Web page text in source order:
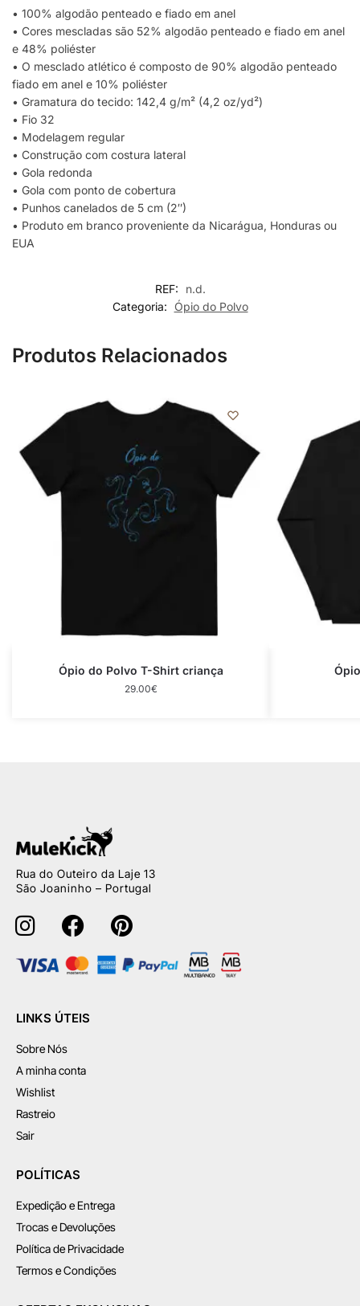
• 100% algodão penteado e fiado em anel
• Cores mescladas são 52% algodão penteado e fiado em anel
e 48% poliéster
• O mesclado atlético é composto de 90% algodão penteado
fiado em anel e 10% poliéster
• Gramatura do tecido: 142,4 g/m² (4,2 oz/yd²)
• Fio 32
• Modelagem regular
• Construção com costura lateral
• Gola redonda
• Gola com ponto de cobertura
• Punhos canelados de 5 cm (2″)
• Produto em branco proveniente da Nicarágua, Honduras ou
EUA
REF:
n.d.
Categoria:
Ópio do Polvo
Produtos Relacionados
Ópio do Polvo T-Shirt criança
29.00€
Rua do Outeiro da Laje 13
São Joaninho – Portugal
LINKS ÚTEIS
Sobre Nós
A minha conta
Wishlist
Rastreio
Sair
POLÍTICAS
Expedição e Entrega
Trocas e Devoluções
Política de Privacidade
Termos e Condições